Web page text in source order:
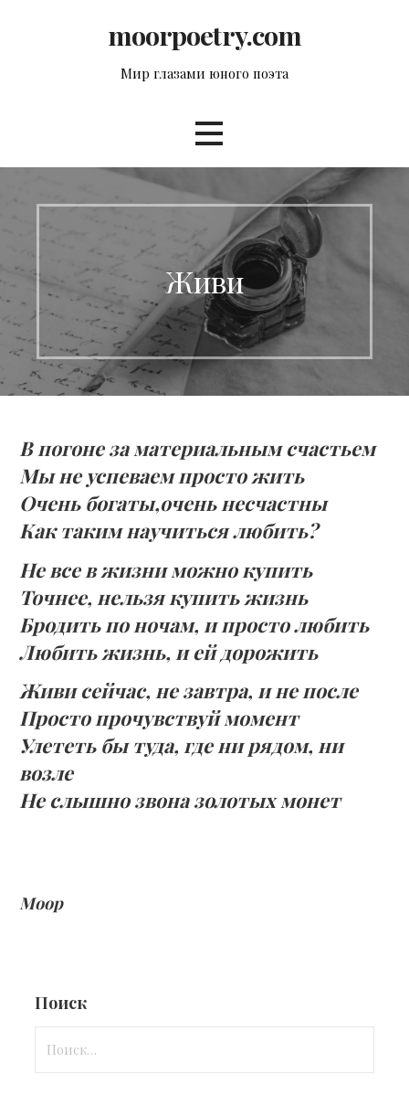
moorpoetry.com
Мир глазами юного поэта
Живи
В погоне за материальным счастьем
Мы не успеваем просто жить
Очень богаты,очень несчастны
Как таким научиться любить?
Не все в жизни можно купить
Точнее, нельзя купить жизнь
Бродить по ночам, и просто любить
Любить жизнь, и ей дорожить
Живи сейчас, не завтра, и не после
Просто прочувствуй момент
Улететь бы туда, где ни рядом, ни
возле
Не слышно звона золотых монет
Моор
Поиск